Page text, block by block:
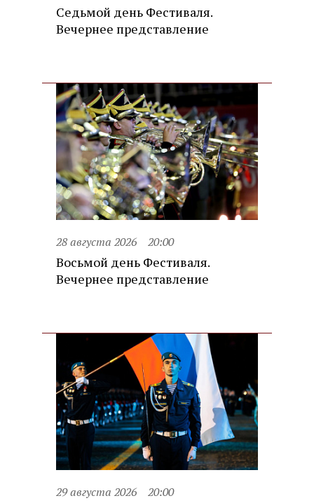
Седьмой день Фестиваля.
Вечернее представление
28 августа 2026 20:00
Восьмой день Фестиваля.
Вечернее представление
29 августа 2026 20:00